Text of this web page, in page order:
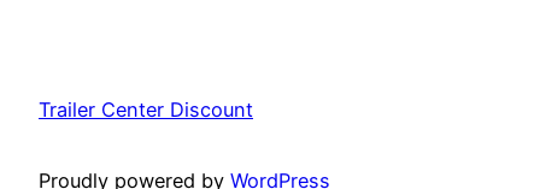
Trailer Center Discount
Proudly powered by WordPress